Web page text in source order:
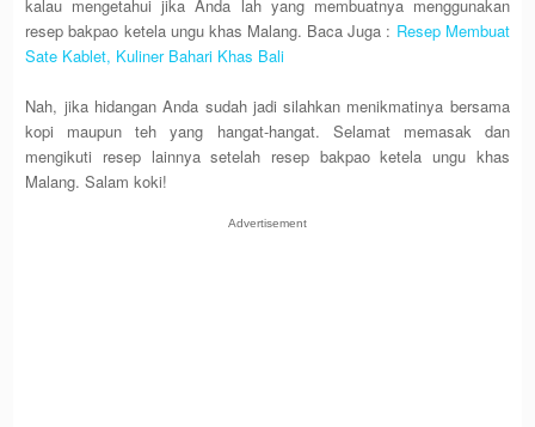
kalau mengetahui jika Anda lah yang membuatnya menggunakan
resep bakpao ketela ungu khas Malang. Baca Juga : Resep Membuat
Sate Kablet, Kuliner Bahari Khas Bali
Nah, jika hidangan Anda sudah jadi silahkan menikmatinya bersama
kopi maupun teh yang hangat-hangat. Selamat memasak dan
mengikuti resep lainnya setelah resep bakpao ketela ungu khas
Malang. Salam koki!
Advertisement